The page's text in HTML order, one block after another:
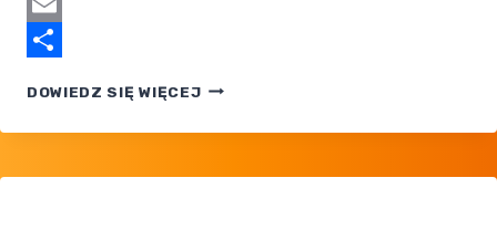
Email
DOWIEDZ SIĘ WIĘCEJPOKEMON
Z SUKCESEM